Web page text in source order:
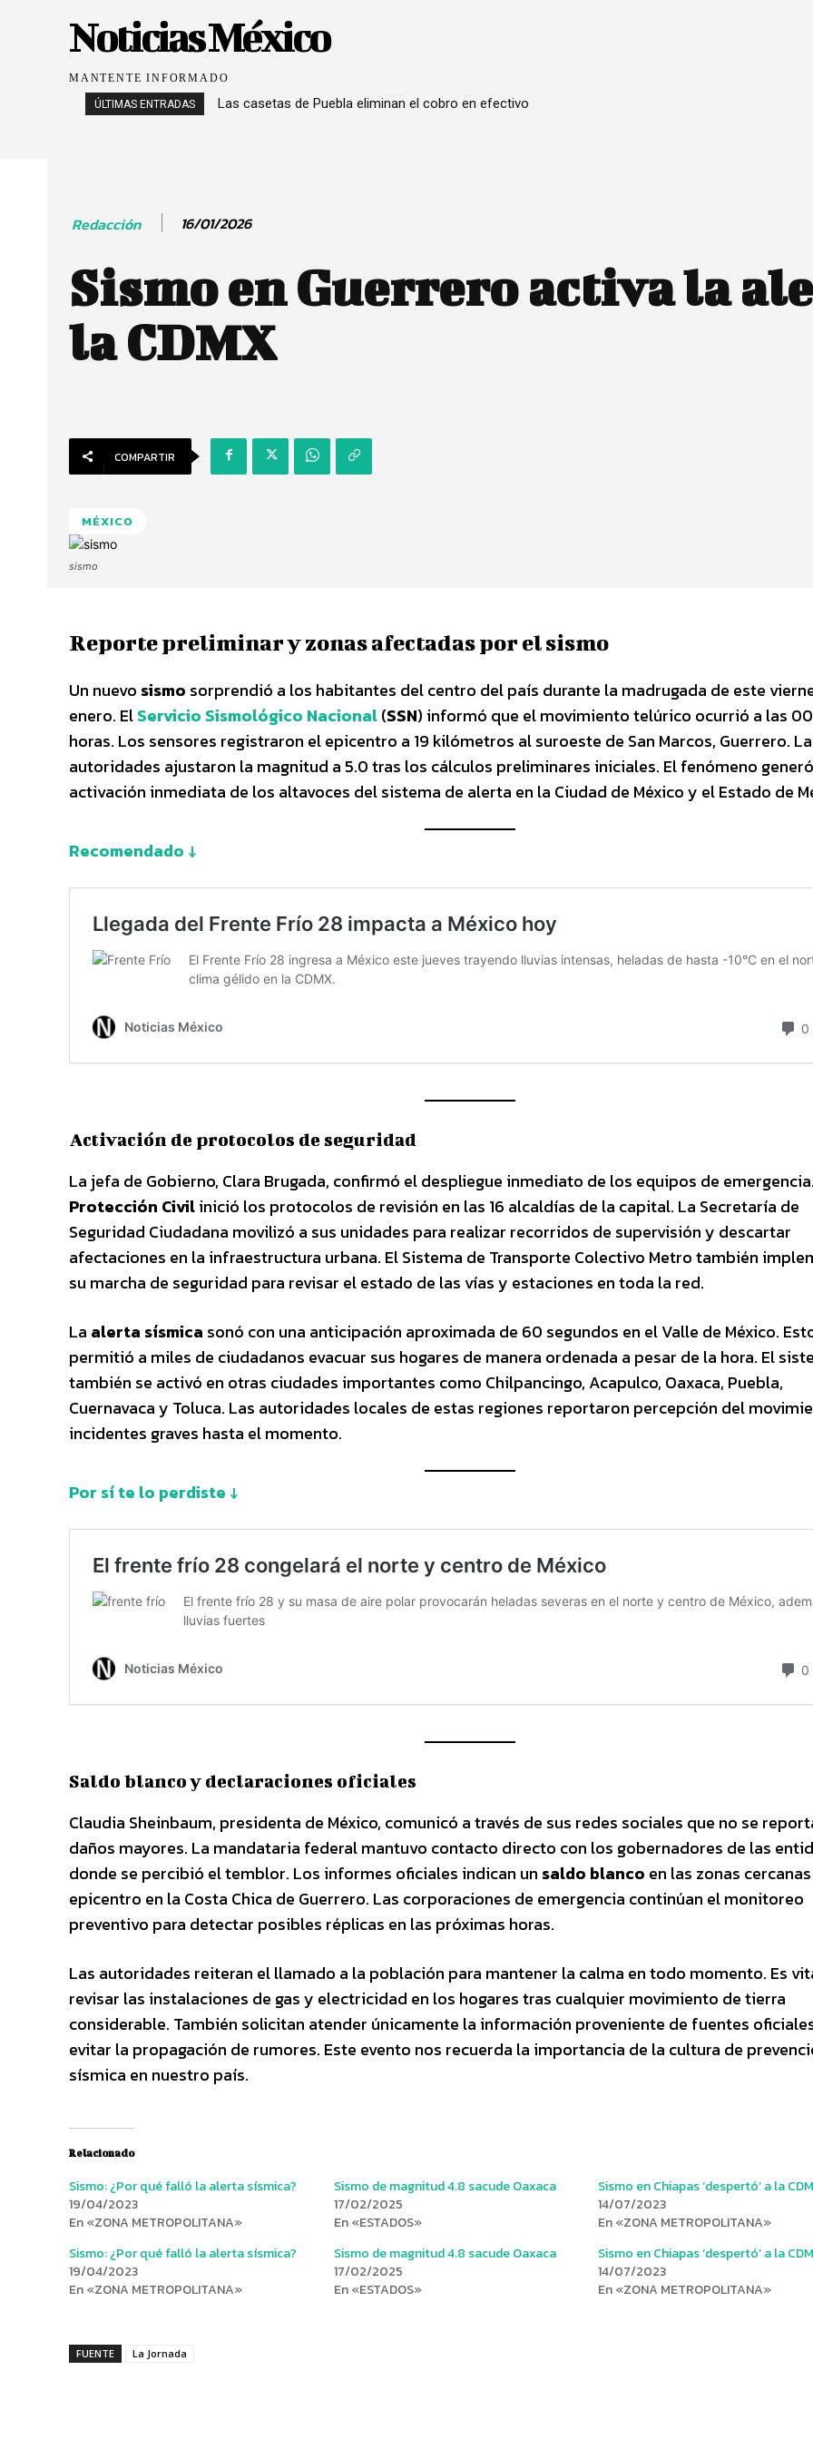
Noticias México
MANTENTE INFORMADO
ÚLTIMAS ENTRADAS Las casetas de Puebla eliminan el cobro en efectivo
Redacción 16/01/2026
Sismo en Guerrero activa la
la CDMX
COMPARTIR
MÉXICO
sismo
Reporte preliminar y zonas afectadas por el sismo
Un nuevo sismo sorprendió a los habitantes del centro del país durante la madrugada de este
enero. ElServicio Sismológico Nacional(SSN) informó que el movimiento telúrico ocurrió a las
horas. Los sensores registraron el epicentro a 19 kilómetros al suroeste de San Marcos, Guerrero.
autoridades ajustaron la magnitud a 5.0 tras los cálculos preliminares iniciales. El fenómeno
activación inmediata de los altavoces del sistema de alerta en la Ciudad de México y el Estado de
Recomendado ↓
Activación de protocolos de seguridad
La jefa de Gobierno, Clara Brugada, confirmó el despliegue inmediato de los equipos de
Protección Civilinició los protocolos de revisión en las 16 alcaldías de la capital. La Secretaría de
Seguridad Ciudadana movilizó a sus unidades para realizar recorridos de supervisión y descartar
afectaciones en la infraestructura urbana. El Sistema de Transporte Colectivo Metro también
su marcha de seguridad para revisar el estado de las vías y estaciones en toda la red.
La alerta sísmica sonó con una anticipación aproximada de 60 segundos en el Valle de México.
permitió a miles de ciudadanos evacuar sus hogares de manera ordenada a pesar de la hora. El
también se activó en otras ciudades importantes como Chilpancingo, Acapulco, Oaxaca, Puebla,
Cuernavaca y Toluca. Las autoridades locales de estas regiones reportaron percepción del
incidentes graves hasta el momento.
Por sí te lo perdiste ↓
Saldo blanco y declaraciones oficiales
Claudia Sheinbaum, presidenta de México, comunicó a través de sus redes sociales que no se
daños mayores. La mandataria federal mantuvo contacto directo con los gobernadores de las
donde se percibió el temblor. Los informes oficiales indican un saldo blanco en las zonas
epicentro en la Costa Chica de Guerrero. Las corporaciones de emergencia continúan el monitoreo
preventivo para detectar posibles réplicas en las próximas horas.
Las autoridades reiteran el llamado a la población para mantener la calma en todo momento. Es
revisar las instalaciones de gas y electricidad en los hogares tras cualquier movimiento de tierra
considerable. También solicitan atender únicamente la información proveniente de fuentes
evitar la propagación de rumores. Este evento nos recuerda la importancia de la cultura de
sísmica en nuestro país.
Relacionado
Sismo: ¿Por qué falló la alerta sísmica?
19/04/2023
En «ZONA METROPOLITANA»
Sismo de magnitud 4.8 sacude Oaxaca
17/02/2025
En «ESTADOS»
Sismo en Chiapas ‘despertó’ a la
14/07/2023
En «ZONA METROPOLITANA»
Sismo: ¿Por qué falló la alerta sísmica?
19/04/2023
En «ZONA METROPOLITANA»
Sismo de magnitud 4.8 sacude Oaxaca
17/02/2025
En «ESTADOS»
Sismo en Chiapas ‘despertó’ a la
14/07/2023
En «ZONA METROPOLITANA»
FUENTE La Jornada